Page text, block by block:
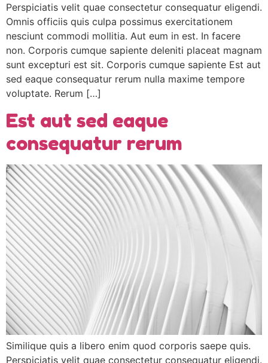
Perspiciatis velit quae consectetur consequatur eligendi.
Omnis officiis quis culpa possimus exercitationem
nesciunt commodi mollitia. Aut eum in est. In facere
non. Corporis cumque sapiente deleniti placeat magnam
sunt excepturi est sit. Corporis cumque sapiente Est aut
sed eaque consequatur rerum nulla maxime tempore
voluptate. Rerum […]
Est aut sed eaque
consequatur rerum
Similique quis a libero enim quod corporis saepe quis.
Perspiciatis velit quae consectetur consequatur eligendi.